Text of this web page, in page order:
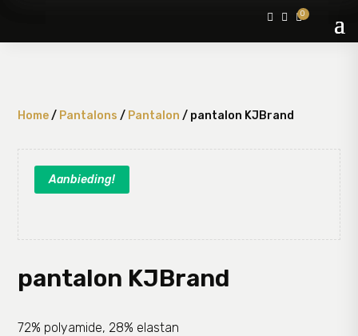
  0
Home/ Pantalons / Pantalon / pantalon KJBrand
Aanbieding!
pantalon KJBrand
72% polyamide, 28% elastan